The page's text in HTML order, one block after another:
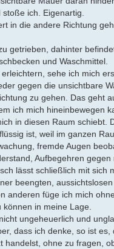
ich. Eigenartig.
in die andere Richtung
getrieben, dahinter
und Waschmittel.
sehe ich mich
gegen die unsichtbare
zu gehen. Das geht
ich mich hineinbewegen
in diesen Raum
ist, weil im ganzen
fremde Augen
Aufbegehren
lässt schließlich mit
beengten,
anderen füge ich mich
in meine Lage.
ungeheuerlich und
dass ich denke, so ist
handelst, ohne zu fragen,